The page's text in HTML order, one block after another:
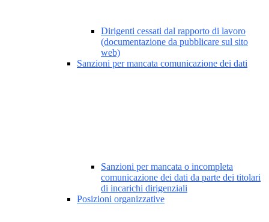
Dirigenti cessati dal rapporto di lavoro
(documentazione da pubblicare sul sito
web)
Sanzioni per mancata comunicazione dei dati
Sanzioni per mancata o incompleta
comunicazione dei dati da parte dei titolari
di incarichi dirigenziali
Posizioni organizzative